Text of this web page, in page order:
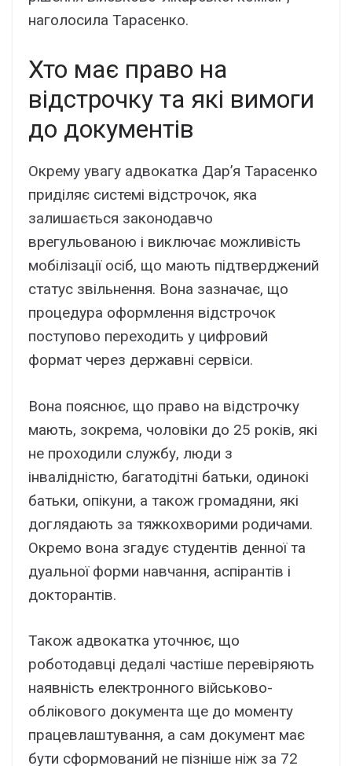
наголосила Тарасенко.
Хто має право на
відстрочку та які вимоги
до документів
Окрему увагу адвокатка Дар’я Тарасенко
приділяє системі відстрочок, яка
залишається законодавчо
врегульованою і виключає можливість
мобілізації осіб, що мають підтверджений
статус звільнення. Вона зазначає, що
процедура оформлення відстрочок
поступово переходить у цифровий
формат через державні сервіси.
Вона пояснює, що право на відстрочку
мають, зокрема, чоловіки до 25 років, які
не проходили службу, люди з
інвалідністю, багатодітні батьки, одинокі
батьки, опікуни, а також громадяни, які
доглядають за тяжкохворими родичами.
Окремо вона згадує студентів денної та
дуальної форми навчання, аспірантів і
докторантів.
Також адвокатка уточнює, що
роботодавці дедалі частіше перевіряють
наявність електронного військово-
облікового документа ще до моменту
працевлаштування, а сам документ має
бути сформований не пізніше ніж за 72